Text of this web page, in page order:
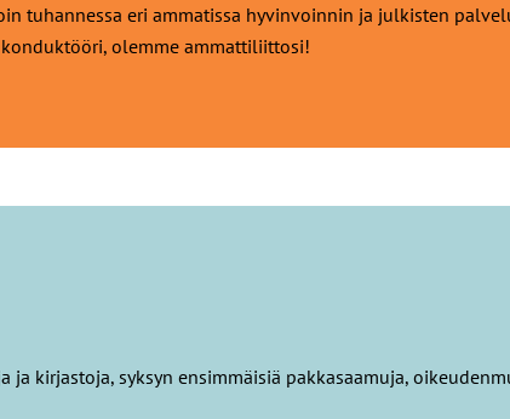
tuhannessa eri ammatissa hyvinvoinnin ja julkisten
olemme ammattiliittosi!
kirjastoja, syksyn ensimmäisiä pakkasaamuja,